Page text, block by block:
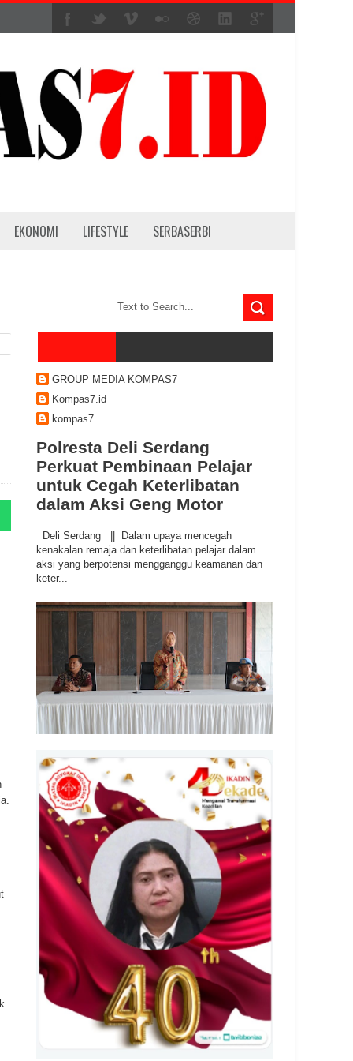
EKONOMI LIFESTYLE SERBASERBI
GROUP MEDIA KOMPAS7
Kompas7.id
kompas7
Polresta Deli Serdang
Perkuat Pembinaan Pelajar
untuk Cegah Keterlibatan
dalam Aksi Geng Motor
Deli Serdang || Dalam upaya mencegah
kenakalan remaja dan keterlibatan pelajar dalam
aksi yang berpotensi mengganggu keamanan dan
keter...